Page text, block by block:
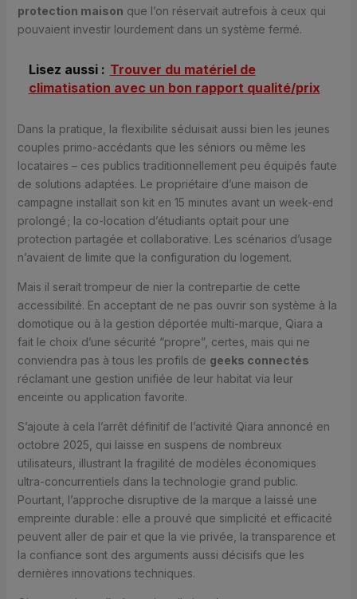
protection maison que l’on réservait autrefois à ceux qui
pouvaient investir lourdement dans un système fermé.
Lisez aussi : Trouver du matériel de
climatisation avec un bon rapport qualité/prix
Dans la pratique, la flexibilite séduisait aussi bien les jeunes
couples primo-accédants que les séniors ou même les
locataires – ces publics traditionnellement peu équipés faute
de solutions adaptées. Le propriétaire d’une maison de
campagne installait son kit en 15 minutes avant un week-end
prolongé ; la co-location d’étudiants optait pour une
protection partagée et collaborative. Les scénarios d’usage
n’avaient de limite que la configuration du logement.
Mais il serait trompeur de nier la contrepartie de cette
accessibilité. En acceptant de ne pas ouvrir son système à la
domotique ou à la gestion déportée multi-marque, Qiara a
fait le choix d’une sécurité “propre”, certes, mais qui ne
conviendra pas à tous les profils de geeks connectés
réclamant une gestion unifiée de leur habitat via leur
enceinte ou application favorite.
S’ajoute à cela l’arrêt définitif de l’activité Qiara annoncé en
octobre 2025, qui laisse en suspens de nombreux
utilisateurs, illustrant la fragilité de modèles économiques
ultra-concurrentiels dans la technologie grand public.
Pourtant, l’approche disruptive de la marque a laissé une
empreinte durable : elle a prouvé que simplicité et efficacité
peuvent aller de pair et que la vie privée, la transparence et
la confiance sont des arguments aussi décisifs que les
dernières innovations techniques.